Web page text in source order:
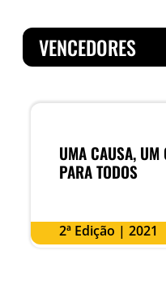
VENCEDORES
UMA CAUSA, UM
PARA TODOS
2ª Edição | 2021